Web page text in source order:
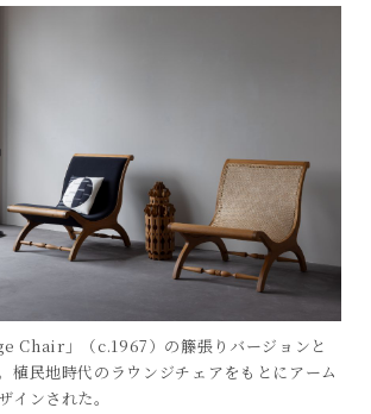
Chair」（c.1967）の籐張りバージョンと
植民地時代のラウンジチェアをもとにアーム
インされた。